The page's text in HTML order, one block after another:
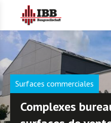
Surfaces commerciales
Complexes